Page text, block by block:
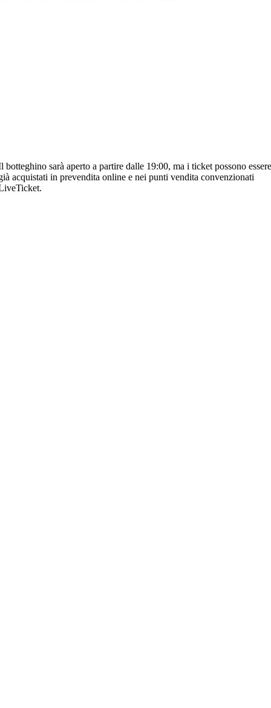
botteghino sarà aperto a partire dalle 19:00, ma i ticket possono
acquistati in prevendita online e nei punti vendita convenzionati